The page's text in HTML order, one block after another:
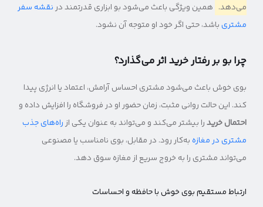
می‌دهد. همین ویژگی باعث می‌شود بو ابزاری قدرتمند درنقشه سفر
مشتریباشد، حتی اگر خود او متوجه آن نشود.
چرا بو بر رفتار خرید اثر می‌گذارد؟
بوی خوش باعث می‌شود مشتری احساس آرامش، اعتماد یا انرژی پیدا
کند. این حالت روانی مثبت، زمان حضور او در فروشگاه را افزایش داده و
احتمال خریدرا بیشتر می‌کند و می‌تواند به عنوان یکی از راه‌های جذب
مشتری در مغازهبه‌کار رود. در مقابل، بوی نامناسب یا مصنوعی
می‌تواند مشتری را به خروج سریع از مغازه سوق دهد.
ارتباط مستقیم بوی خوش با حافظه و احساسات